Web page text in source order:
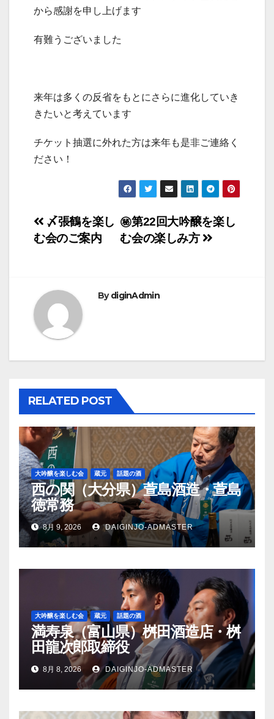
から感謝を申し上げます
有難うございました
来年は多くの反省をもとにさらに進化していき
きたいと考えています
チケット抽選に外れた方は来年も是非ご連絡く
ださい！
投
稿
ビ
ゲ
ョ
ン
㊙︎第22回大吟醸を楽し
む会の楽しみ方
〆張鶴を楽し
む会のご案内
BydiginAdmin
RELATED POST
大吟醸を楽しむ会 蔵元 話題の酒
西の関（大分県）萱島酒造・萱島
徳常務
8月 9, 2026 DAIGINJO-ADMASTER
大吟醸を楽しむ会 蔵元 話題の酒
満寿泉（富山県）桝田酒造店・桝
田龍次郎取締役
8月 8, 2026 DAIGINJO-ADMASTER